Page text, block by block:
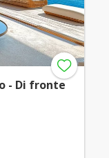
- Di fronte